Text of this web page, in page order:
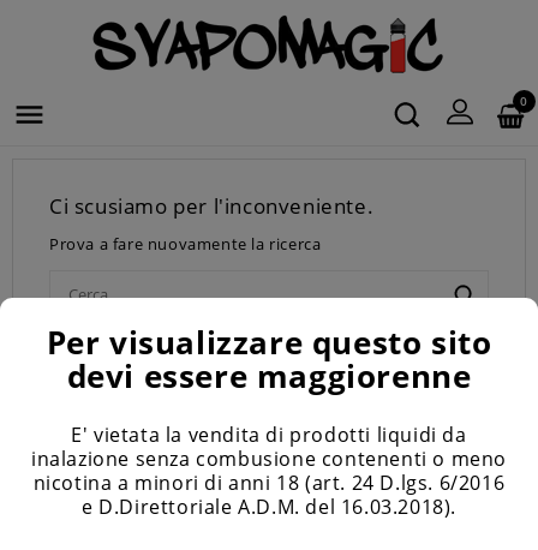
Per visualizzare questo sito
devi essere maggiorenne
E' vietata la vendita di prodotti liquidi da
inalazione senza combusione contenenti o meno
nicotina a minori di anni 18 (art. 24 D.lgs. 6/2016
e D.Direttoriale A.D.M. del 16.03.2018).
 0
Ci scusiamo per l'inconveniente.
Prova a fare nuovamente la ricerca